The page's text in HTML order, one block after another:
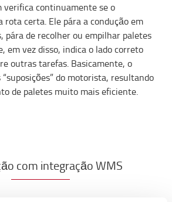
verifica continuamente se o
rota certa. Ele pára a condução em
pára de recolher ou empilhar paletes
em vez disso, indica o lado correto
outras tarefas. Basicamente, o
do motorista, resultando
de paletes muito mais eficiente.
com integração WMS